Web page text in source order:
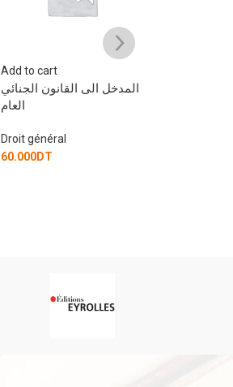
Add to cart
المدخل الى القانون الجنائي
العام
Droit général
60.000DT